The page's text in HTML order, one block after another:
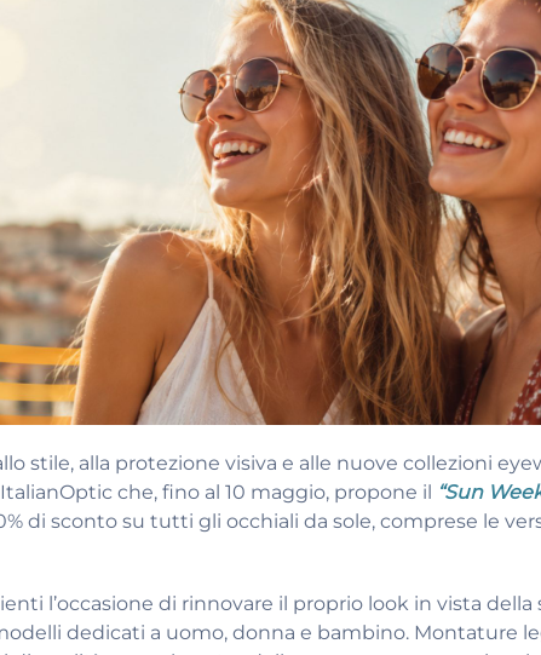
stile, alla protezione visiva e alle nuove collezioni
che, fino al 10 maggio, propone il “Sun
di sconto su tutti gli occhiali da sole, comprese le
l’occasione di rinnovare il proprio look in vista della
dedicati a uomo, donna e bambino. Montature